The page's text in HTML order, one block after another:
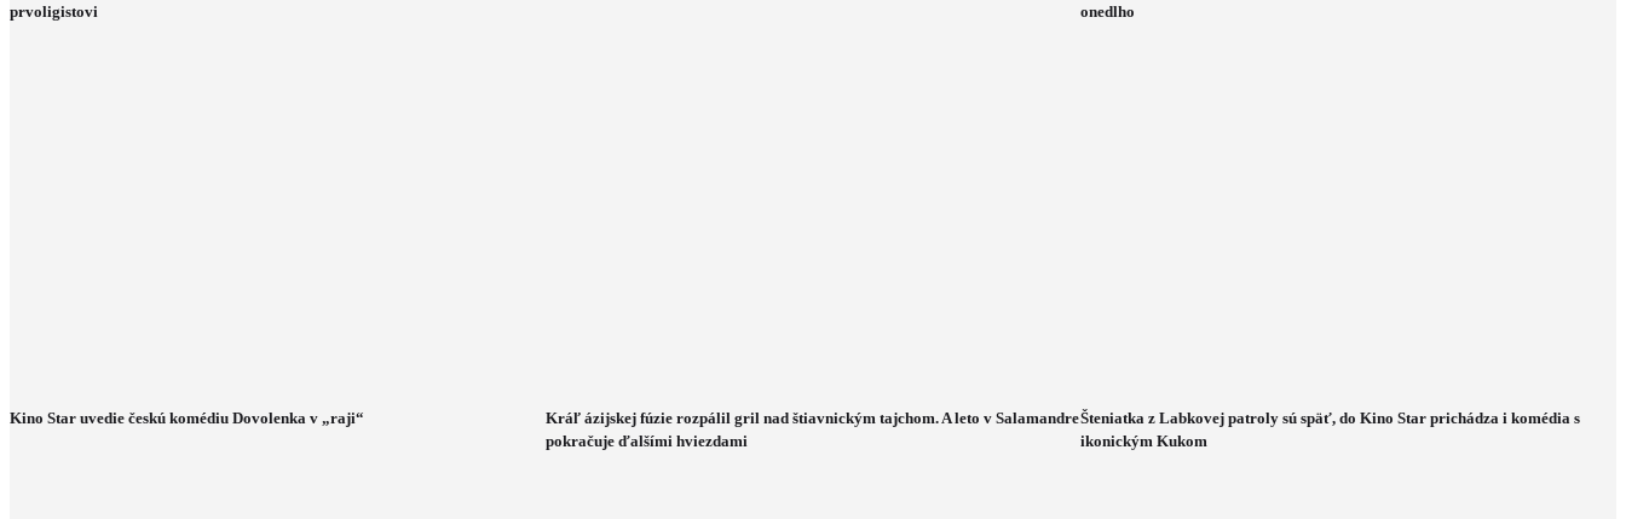
prvoligistovi
onedlho
Kino Star uvedie českú komédiu Dovolenka v „raji“
Kráľ ázijskej fúzie rozpálil gril nad štiavnickým tajchom. A leto v Salamandre
pokračuje ďalšími hviezdami
Šteniatka z Labkovej patroly sú späť, do Kino Star prichádza i komédia s
ikonickým Kukom